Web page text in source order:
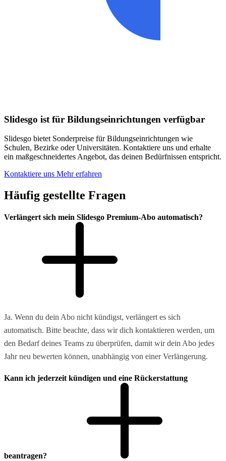
Slidesgo ist für Bildungseinrichtungen verfügbar
Slidesgo bietet Sonderpreise für Bildungseinrichtungen wie
Schulen, Bezirke oder Universitäten. Kontaktiere uns und erhalte
ein maßgeschneidertes Angebot, das deinen Bedürfnissen entspricht.
Kontaktiere uns Mehr erfahren
Häufig gestellte Fragen
Verlängert sich mein Slidesgo Premium-Abo automatisch?
Ja. Wenn du dein Abo nicht kündigst, verlängert es sich
automatisch. Bitte beachte, dass wir dich kontaktieren werden, um
den Bedarf deines Teams zu überprüfen, damit wir dein Abo jedes
Jahr neu bewerten können, unabhängig von einer Verlängerung.
Kann ich jederzeit kündigen und eine Rückerstattung
beantragen?